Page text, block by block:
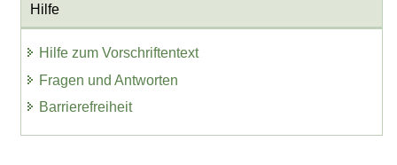
Hilfe
Hilfe zum Vorschriftentext
Fragen und Antworten
Barrierefreiheit